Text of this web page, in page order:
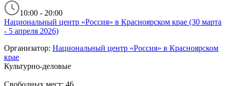
10:00 - 20:00
Национальный центр «Россия» в Красноярском крае (30 марта
- 5 апреля 2026)
Организатор: Национальный центр «Россия» в Красноярском
крае
Культурно-деловые
Свободных мест: 46